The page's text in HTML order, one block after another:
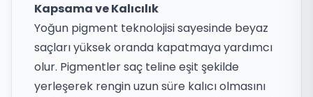
Kapsama ve Kalıcılık
Yoğun pigment teknolojisi sayesinde beyaz
saçları yüksek oranda kapatmaya yardımcı
olur. Pigmentler saç teline eşit şekilde
yerleşerek rengin uzun süre kalıcı olmasını